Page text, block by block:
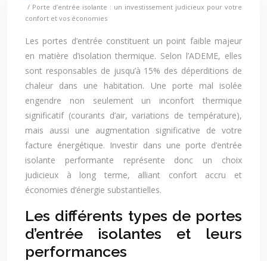
/ Porte d’entrée isolante : un investissement judicieux pour votre
confort et vos économies
Les portes d’entrée constituent un point faible majeur
en matière d’isolation thermique. Selon l’ADEME, elles
sont responsables de jusqu’à 15% des déperditions de
chaleur dans une habitation. Une porte mal isolée
engendre non seulement un inconfort thermique
significatif (courants d’air, variations de température),
mais aussi une augmentation significative de votre
facture énergétique. Investir dans une porte d’entrée
isolante performante représente donc un choix
judicieux à long terme, alliant confort accru et
économies d’énergie substantielles.
Les différents types de portes
d’entrée isolantes et leurs
performances